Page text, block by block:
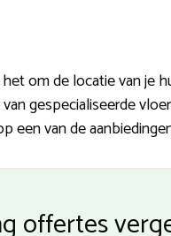
om de locatie van je
gespecialiseerde
een van de
offertes